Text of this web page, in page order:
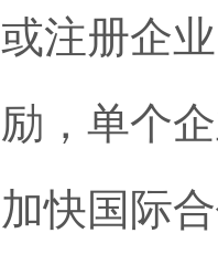
或注册企
励，单个
加快国际